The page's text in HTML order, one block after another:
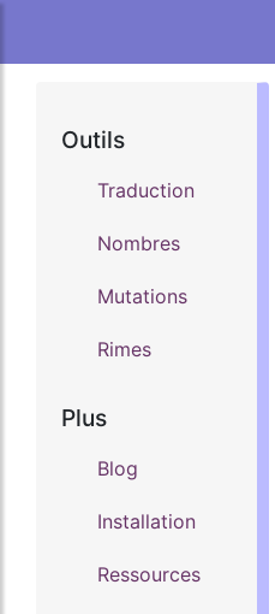
Outils
Traduction
Nombres
Mutations
Rimes
Plus
Blog
Installation
Ressources